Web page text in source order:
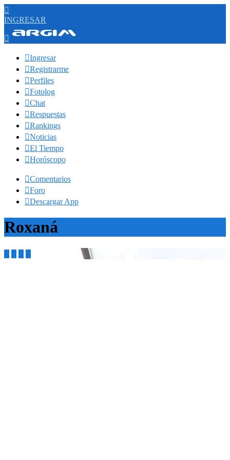

INGRESAR

Ingresar
Registrarme
Perfiles
Fotolog
Chat
Respuestas
Rankings
Noticias
El Tiempo
Horóscopo
Comentarios
Foro
Descargar App
Roxaná